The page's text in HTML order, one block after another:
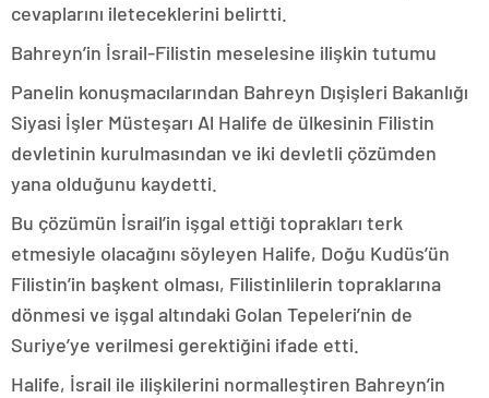
cevaplarını ileteceklerini belirtti.
Bahreyn’in İsrail-Filistin meselesine ilişkin tutumu
Panelin konuşmacılarından Bahreyn Dışişleri Bakanlığı
Siyasi İşler Müsteşarı Al Halife de ülkesinin Filistin
devletinin kurulmasından ve iki devletli çözümden
yana olduğunu kaydetti.
Bu çözümün İsrail’in işgal ettiği toprakları terk
etmesiyle olacağını söyleyen Halife, Doğu Kudüs’ün
Filistin’in başkent olması, Filistinlilerin topraklarına
dönmesi ve işgal altındaki Golan Tepeleri’nin de
Suriye’ye verilmesi gerektiğini ifade etti.
Halife, İsrail ile ilişkilerini normalleştiren Bahreyn’in